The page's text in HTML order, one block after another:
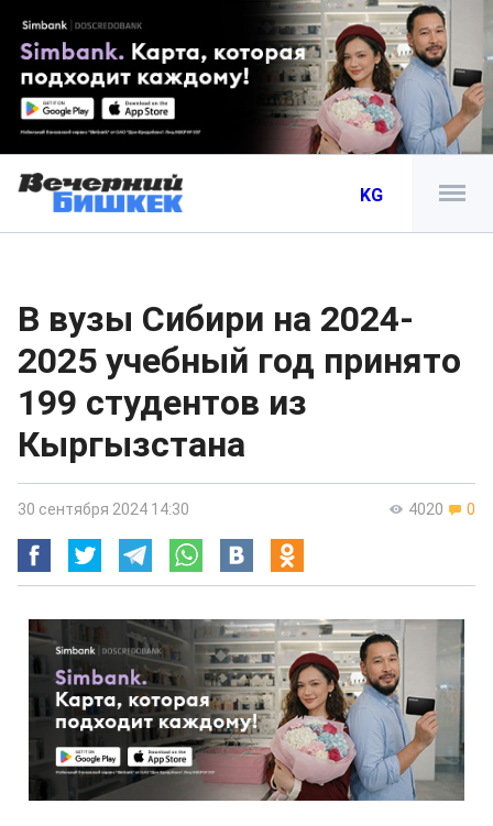
KG
В вузы Сибири на 2024-
2025 учебный год принято
199 студентов из
Кыргызстана
4020 0
30 сентября 2024 14:30